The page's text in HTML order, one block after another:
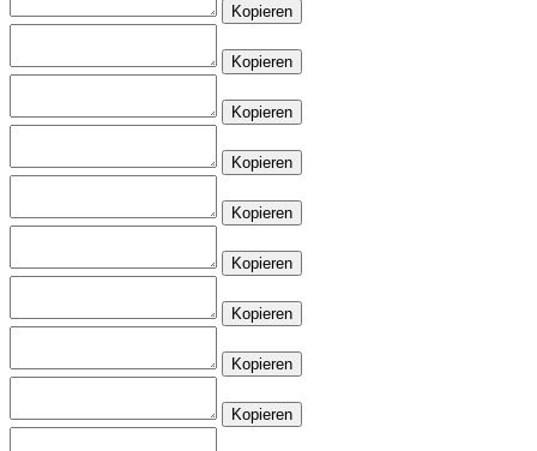
Kopieren
Kopieren
Kopieren
Kopieren
Kopieren
Kopieren
Kopieren
Kopieren
Kopieren